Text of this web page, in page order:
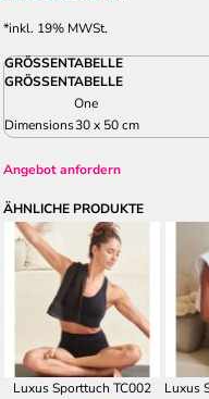
*inkl. 19% MWSt.
GRÖSSENTABELLE
GRÖSSENTABELLE
One
Dimensions30 x 50 cm
Angebot anfordern
ÄHNLICHE PRODUKTE
Luxus Sporttuch TC002